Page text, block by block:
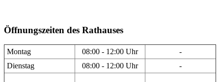
Öffnungszeiten des Rathauses
Montag 08:00 - 12:00 Uhr
-
Dienstag
08:00 - 12:00 Uhr -